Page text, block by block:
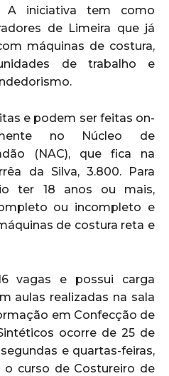
A iniciativa tem como
de Limeira que já
máquinas de costura,
de trabalho e
e podem ser feitas on-
no Núcleo de
(NAC), que fica na
da Silva, 3.800. Para
ter 18 anos ou mais,
ou incompleto e
de costura reta e
vagas e possui carga
aulas realizadas na sala
em Confecção de
ocorre de 25 de
e quartas-feiras,
o curso de Costureiro de